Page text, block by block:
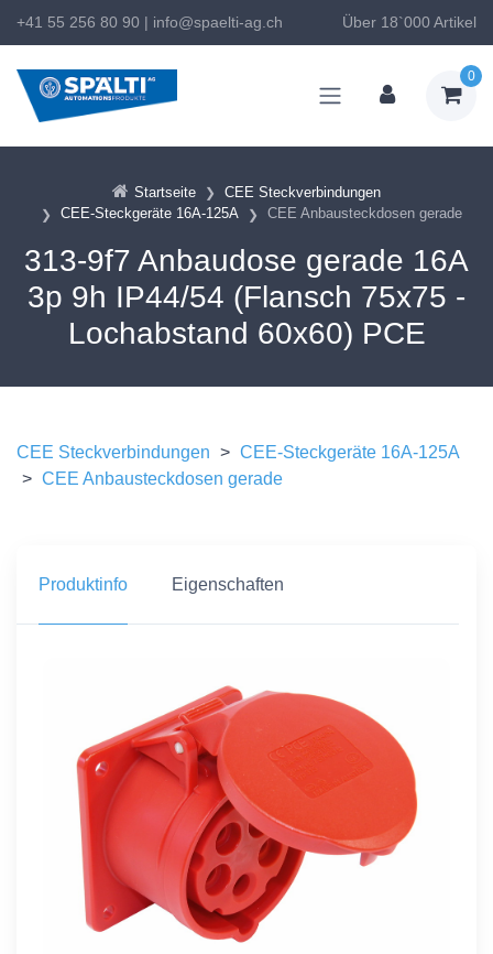
+41 55 256 80 90 | info@spaelti-ag.ch Über 18`000 Artikel
0
Startseite
CEE Steckverbindungen
CEE-Steckgeräte 16A-125A
CEE Anbausteckdosen gerade
313-9f7 Anbaudose gerade 16A
3p 9h IP44/54 (Flansch 75x75 -
Lochabstand 60x60) PCE
CEE Steckverbindungen > CEE-Steckgeräte 16A-125A
> CEE Anbausteckdosen gerade
Produktinfo Eigenschaften